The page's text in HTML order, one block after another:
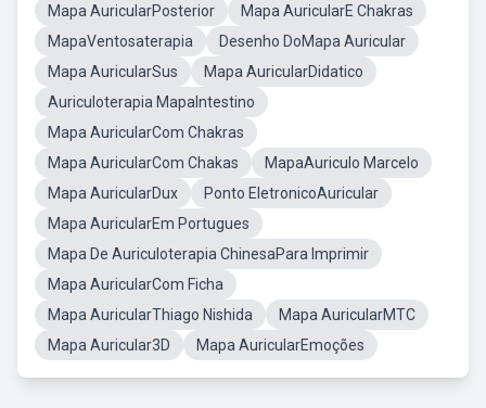
Mapa AuricularPosterior
Mapa AuricularE Chakras
MapaVentosaterapia
Desenho DoMapa Auricular
Mapa AuricularSus
Mapa AuricularDidatico
Auriculoterapia MapaIntestino
Mapa AuricularCom Chakras
Mapa AuricularCom Chakas
MapaAuriculo Marcelo
Mapa AuricularDux
Ponto EletronicoAuricular
Mapa AuricularEm Portugues
Mapa De Auriculoterapia ChinesaPara Imprimir
Mapa AuricularCom Ficha
Mapa AuricularThiago Nishida
Mapa AuricularMTC
Mapa Auricular3D
Mapa AuricularEmoções